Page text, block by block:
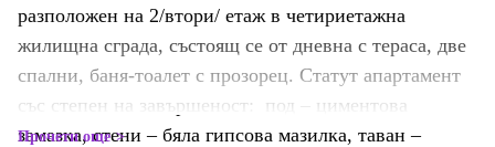
разположен на 2/втори/ етаж в четириетажна
жилищна сграда, състоящ се от дневна с тераса, две
спални, баня-тоалет с прозорец. Статут апартамент
със степен на завършеност: под – циментова
замазка, стени – бяла гипсова мазилка, таван –
Прочети още